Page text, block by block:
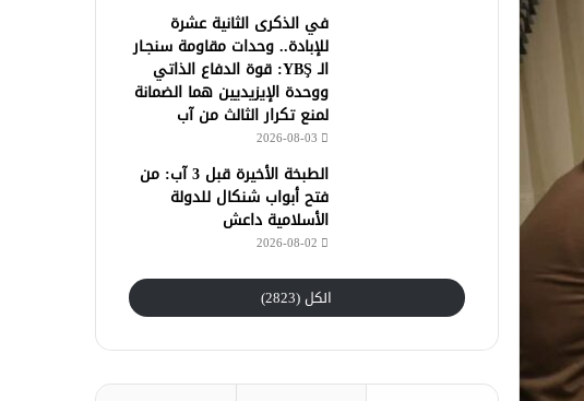
في الذكرى الثانية عشرة
للإبادة.. وحدات مقاومة سنجـار
الـ YBŞ: قوة الدفاع الذاتي
ووحدة الإيزيديين هما الضمانة
لمنع تكرار الثالث من آب
2026-08-03
الطبخة الأخيرة قبل 3 آب: من
فتح أبواب شنكال للدولة
الأسلامية داعش
2026-08-02
الكل (2823)